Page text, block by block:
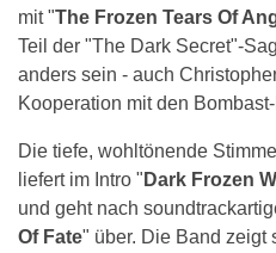
mit "The Frozen Tears Of
Teil der "The Dark Secret"-
anders sein - auch
Kooperation mit den
Die tiefe, wohltönende
liefert im Intro " Dark Frozen
und geht nach
Of Fate" über. Die Band zeigt